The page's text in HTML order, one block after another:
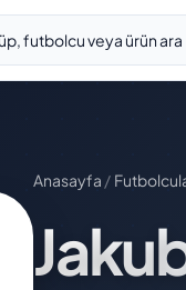
Anasayfa /